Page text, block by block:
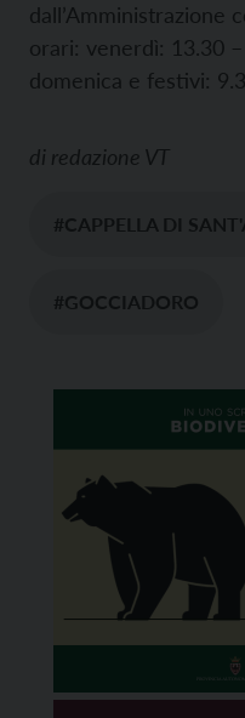
dall’Amministrazione
orari: venerdì: 13.30
domenica e festivi:
di redazione VT
#CAPPELLA DI
#GOCCIADORO